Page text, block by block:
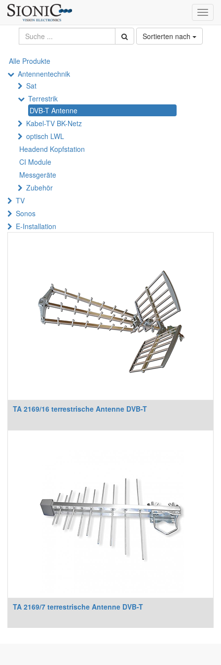
Sortierten nach
Alle Produkte
Antennentechnik
Sat
Terrestrik
DVB-T Antenne
Kabel-TV BK-Netz
optisch LWL
Headend Kopfstation
CI Module
Messgeräte
Zubehör
TV
Sonos
E-Installation
TA 2169/16 terrestrische Antenne DVB-T
TA 2169/7 terrestrische Antenne DVB-T